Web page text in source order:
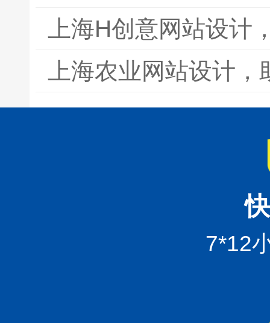
上海H创意网站设计
上海农业网站设计
7*12